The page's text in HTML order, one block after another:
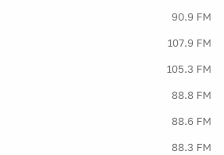
90.9 FM
107.9 FM
105.3 FM
88.8 FM
88.6 FM
88.3 FM